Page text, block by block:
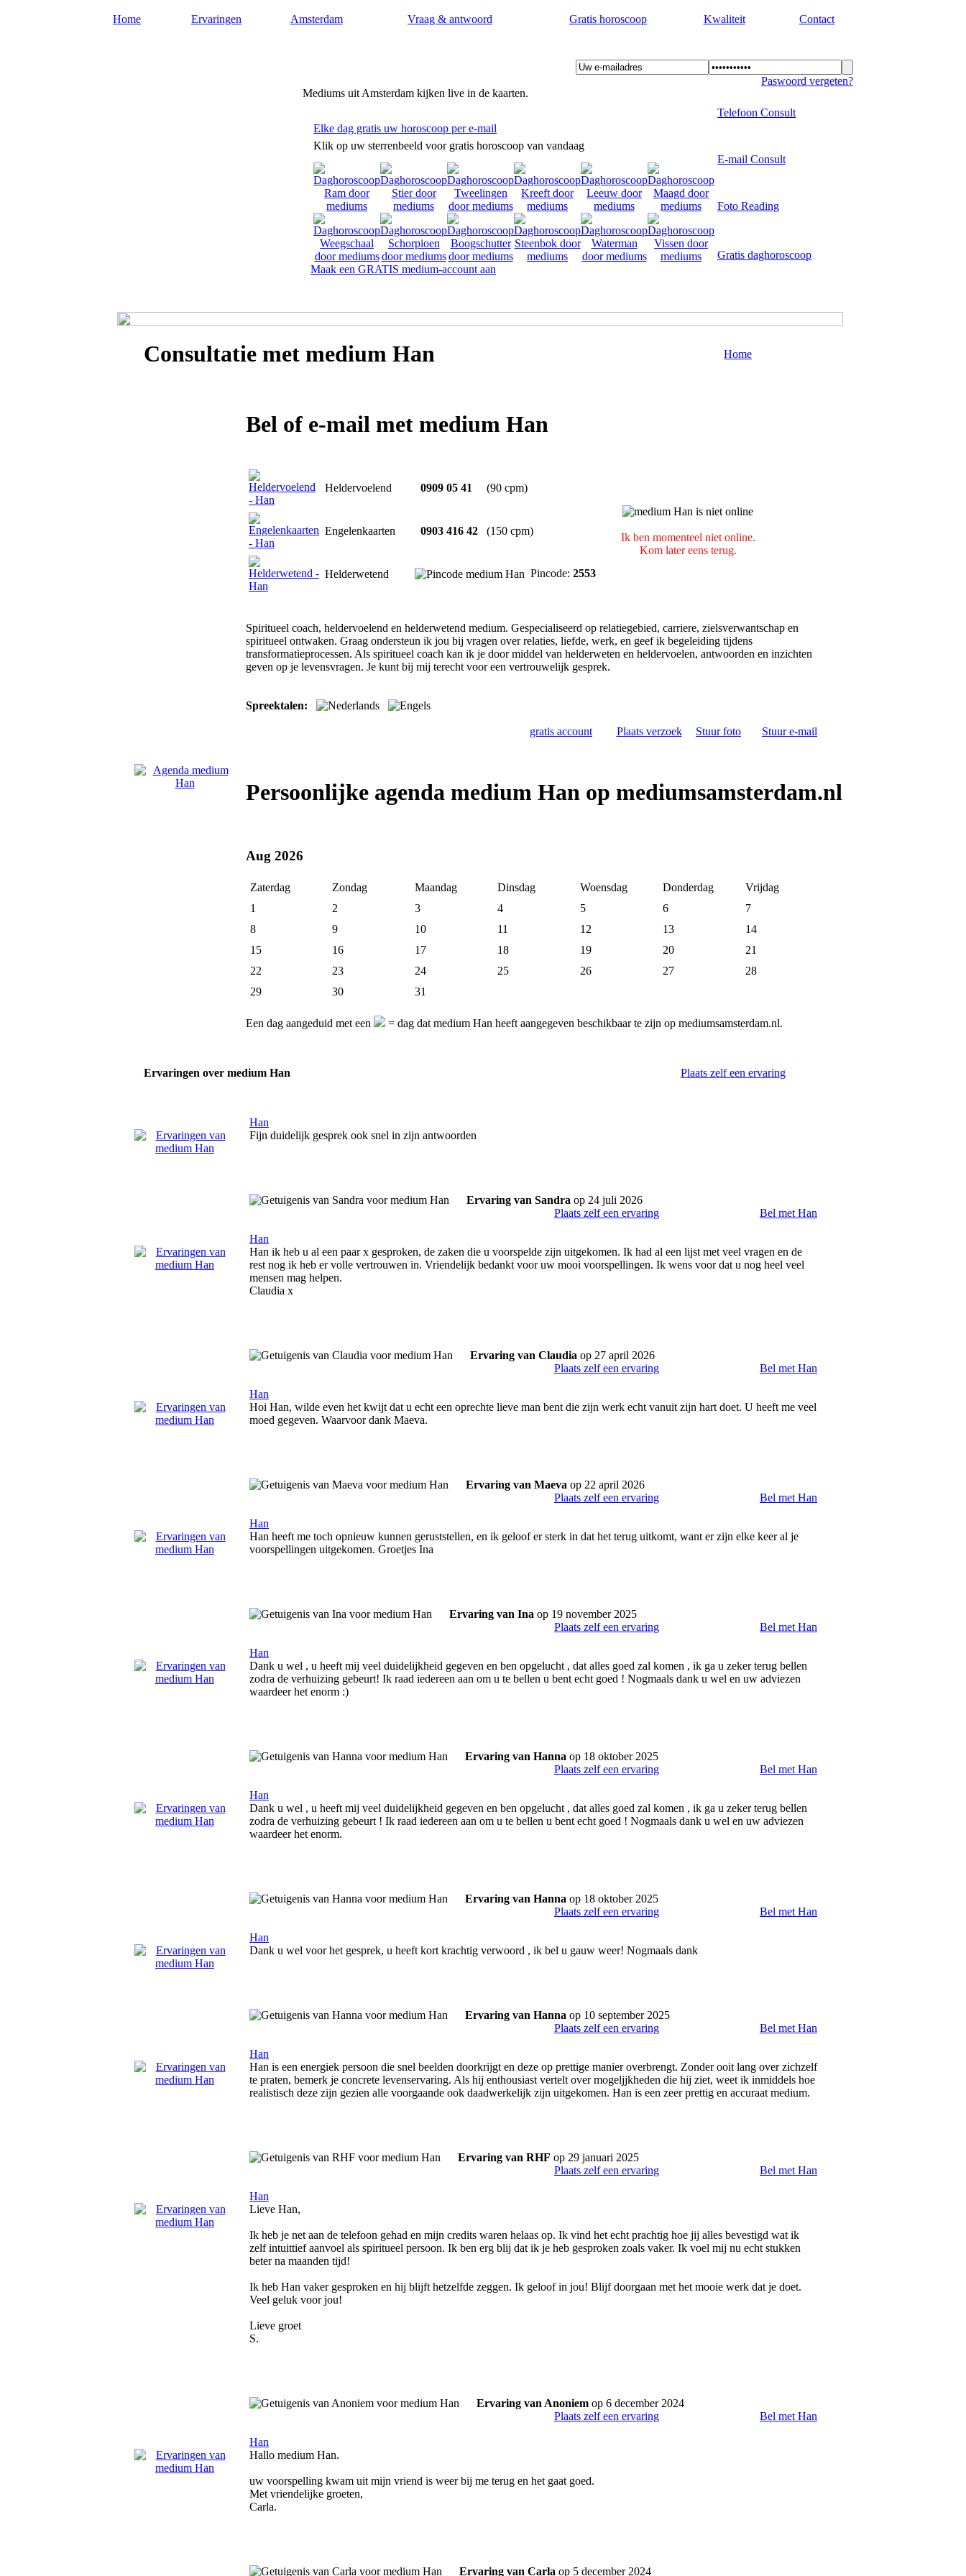
Home Ervaringen Amsterdam Vraag & antwoord Gratis horoscoop Kwaliteit Contact
Mediums uit Amsterdam kijken live in de kaarten.
Paswoord vergeten?
Elke dag gratis uw horoscoop per e-mail
Klik op uw sterrenbeeld voor gratis horoscoop van vandaag
Maak een GRATIS medium-account aan
Telefoon Consult
E-mail Consult
Foto Reading
Gratis daghoroscoop
Consultatie met medium Han Home
Bel of e-mail met medium Han
Heldervoelend 0909 05 41 (90 cpm)
Ik ben momenteel niet online.
Kom later eens terug.
Engelenkaarten 0903 416 42 (150 cpm)
Helderwetend Pincode: 2553
Spiritueel coach, heldervoelend en helderwetend medium. Gespecialiseerd op relatiegebied, carriere, zielsverwantschap en
spiritueel ontwaken. Graag ondersteun ik jou bij vragen over relaties, liefde, werk, en geef ik begeleiding tijdens
transformatieprocessen. Als spiritueel coach kan ik je door middel van helderweten en heldervoelen, antwoorden en inzichten
geven op je levensvragen. Je kunt bij mij terecht voor een vertrouwelijk gesprek.
Spreektalen:
gratis account Plaats verzoek Stuur foto Stuur e-mail
Persoonlijke agenda medium Han op mediumsamsterdam.nl
Aug 2026
Zaterdag Zondag Maandag Dinsdag Woensdag Donderdag
Vrijdag
1
2 3 4 5 6
7
8
9 10 11 12 13
14
15
16 17 18 19 20
21
22
23 24 25 26 27
28
29
30 31
Een dag aangeduid met een = dag dat medium Han heeft aangegeven beschikbaar te zijn op mediumsamsterdam.nl.
Ervaringen over medium Han Plaats zelf een ervaring
Han
Fijn duidelijk gesprek ook snel in zijn antwoorden
Ervaring van Sandra op 24 juli 2026
Plaats zelf een ervaring
Bel met Han
Han
Han ik heb u al een paar x gesproken, de zaken die u voorspelde zijn uitgekomen. Ik had al een lijst met veel vragen en de
rest nog ik heb er volle vertrouwen in. Vriendelijk bedankt voor uw mooi voorspellingen. Ik wens voor dat u nog heel veel
mensen mag helpen.
Claudia x
Ervaring van Claudia op 27 april 2026
Plaats zelf een ervaring
Bel met Han
Han
Hoi Han, wilde even het kwijt dat u echt een oprechte lieve man bent die zijn werk echt vanuit zijn hart doet. U heeft me veel
moed gegeven. Waarvoor dank Maeva.
Ervaring van Maeva op 22 april 2026
Plaats zelf een ervaring
Bel met Han
Han
Han heeft me toch opnieuw kunnen geruststellen, en ik geloof er sterk in dat het terug uitkomt, want er zijn elke keer al je
voorspellingen uitgekomen. Groetjes Ina
Ervaring van Ina op 19 november 2025
Plaats zelf een ervaring
Bel met Han
Han
Dank u wel , u heeft mij veel duidelijkheid gegeven en ben opgelucht , dat alles goed zal komen , ik ga u zeker terug bellen
zodra de verhuizing gebeurt! Ik raad iedereen aan om u te bellen u bent echt goed ! Nogmaals dank u wel en uw adviezen
waardeer het enorm :)
Ervaring van Hanna op 18 oktober 2025
Plaats zelf een ervaring
Bel met Han
Han
Dank u wel , u heeft mij veel duidelijkheid gegeven en ben opgelucht , dat alles goed zal komen , ik ga u zeker terug bellen
zodra de verhuizing gebeurt ! Ik raad iedereen aan om u te bellen u bent echt goed ! Nogmaals dank u wel en uw adviezen
waardeer het enorm.
Ervaring van Hanna op 18 oktober 2025
Plaats zelf een ervaring
Bel met Han
Han
Dank u wel voor het gesprek, u heeft kort krachtig verwoord , ik bel u gauw weer! Nogmaals dank
Ervaring van Hanna op 10 september 2025
Plaats zelf een ervaring
Bel met Han
Han
Han is een energiek persoon die snel beelden doorkrijgt en deze op prettige manier overbrengt. Zonder ooit lang over zichzelf
te praten, bemerk je concrete levenservaring. Als hij enthousiast vertelt over mogeljjkheden die hij ziet, weet ik inmiddels hoe
realistisch deze zijn gezien alle voorgaande ook daadwerkelijk zijn uitgekomen. Han is een zeer prettig en accuraat medium.
Ervaring van RHF op 29 januari 2025
Plaats zelf een ervaring
Bel met Han
Han
Lieve Han,
Ik heb je net aan de telefoon gehad en mijn credits waren helaas op. Ik vind het echt prachtig hoe jij alles bevestigd wat ik
zelf intuittief aanvoel als spiritueel persoon. Ik ben erg blij dat ik je heb gesproken zoals vaker. Ik voel mij nu echt stukken
beter na maanden tijd!
Ik heb Han vaker gesproken en hij blijft hetzelfde zeggen. Ik geloof in jou! Blijf doorgaan met het mooie werk dat je doet.
Veel geluk voor jou!
Lieve groet
S.
Ervaring van Anoniem op 6 december 2024
Plaats zelf een ervaring
Bel met Han
Han
Hallo medium Han.
uw voorspelling kwam uit mijn vriend is weer bij me terug en het gaat goed.
Met vriendelijke groeten,
Carla.
Ervaring van Carla op 5 december 2024